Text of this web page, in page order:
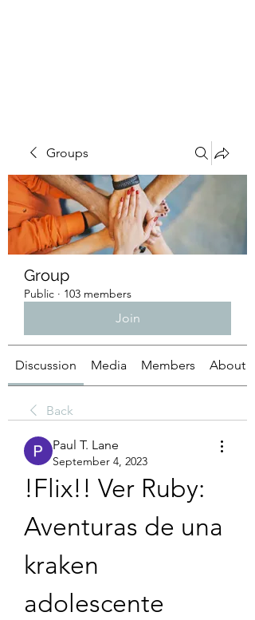
Groups
Group
Public · 103 members
Join
Discussion Media Members About
Back
Paul T. Lane
September 4, 2023
!Flix!! Ver Ruby:
Aventuras de una
kraken
adolescente